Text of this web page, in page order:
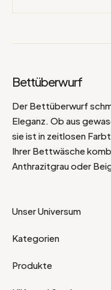
Bettüberwurf
Der Bettüberwurf
Eleganz. Ob aus
sie ist in zeitlosen
Ihrer Bettwäsche
Anthrazitgrau oder
Unser Universum
Kategorien
Produkte